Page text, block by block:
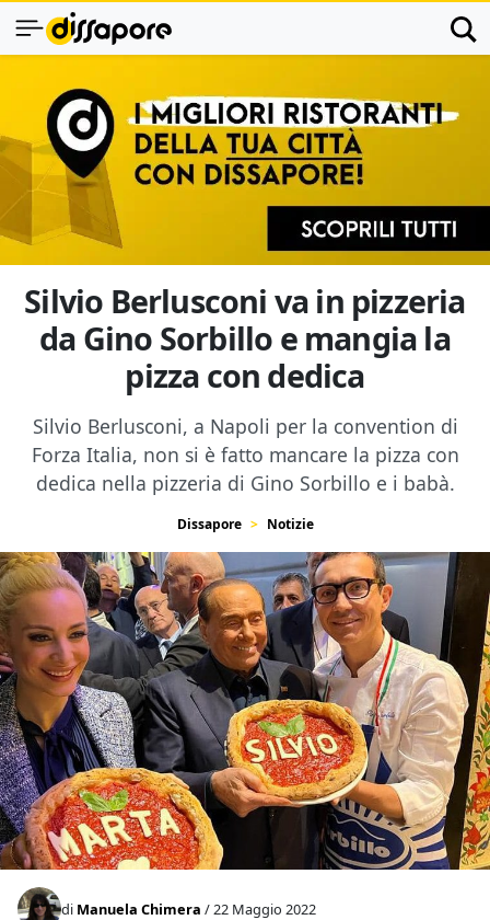
Silvio Berlusconi va in pizzeria
da Gino Sorbillo e mangia la
pizza con dedica
Silvio Berlusconi, a Napoli per la convention di
Forza Italia, non si è fatto mancare la pizza con
dedica nella pizzeria di Gino Sorbillo e i babà.
Dissapore Notizie
di Manuela Chimera / 22 Maggio 2022